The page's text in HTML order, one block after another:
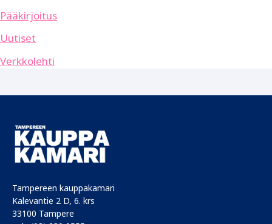
Pääkirjoitus
Uutiset
Verkkolehti
Tampereen kauppakamari
Kalevantie 2 D, 6. krs
33100 Tampere